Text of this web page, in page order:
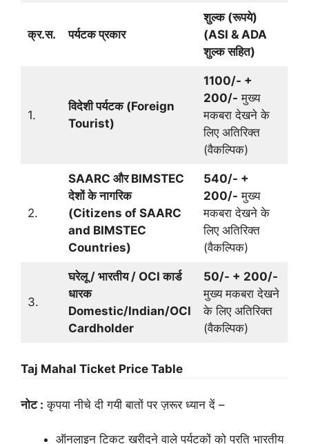
क्र.स. पर्यटक प्रकार
शुल्क (रूपये)
(ASI & ADA
शुल्क सहित)
1.
विदेशी पर्यटक (Foreign
Tourist)
1100/- +
200/- मुख्य
मकबरा देखने के
लिए अतिरिक्त
(वैकल्पिक)
2.
SAARC और BIMSTEC
देशों के नागरिक
(Citizens of SAARC
and BIMSTEC
Countries)
540/- +
200/- मुख्य
मकबरा देखने के
लिए अतिरिक्त
(वैकल्पिक)
3.
घरेलू / भारतीय / OCI कार्ड
धारक
Domestic/Indian/OCI
Cardholder
50/- + 200/-
मुख्य मकबरा देखने
के लिए अतिरिक्त
(वैकल्पिक)
Taj Mahal Ticket Price Table
नोट : कृपया नीचे दी गयी बातों पर ज़रूर ध्यान दें –
ऑनलाइन टिकट खरीदने वाले पर्यटकों को प्रति भारतीय